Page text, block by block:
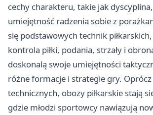
cechy charakteru, takie jak
umiejętność radzenia sobie z
się podstawowych technik
kontrola piłki, podania, strzały i
doskonalą swoje umiejętności
różne formacje i strategie gry.
technicznych, obozy piłkarskie stają
gdzie młodzi sportowcy nawiązują